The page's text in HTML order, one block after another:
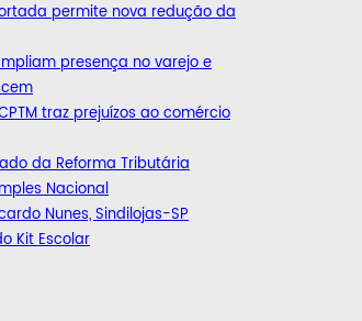
permite nova redução da
presença no varejo e
traz prejuízos ao comércio
da Reforma Tributária
Nacional
Nunes, Sindilojas-SP
Kit Escolar